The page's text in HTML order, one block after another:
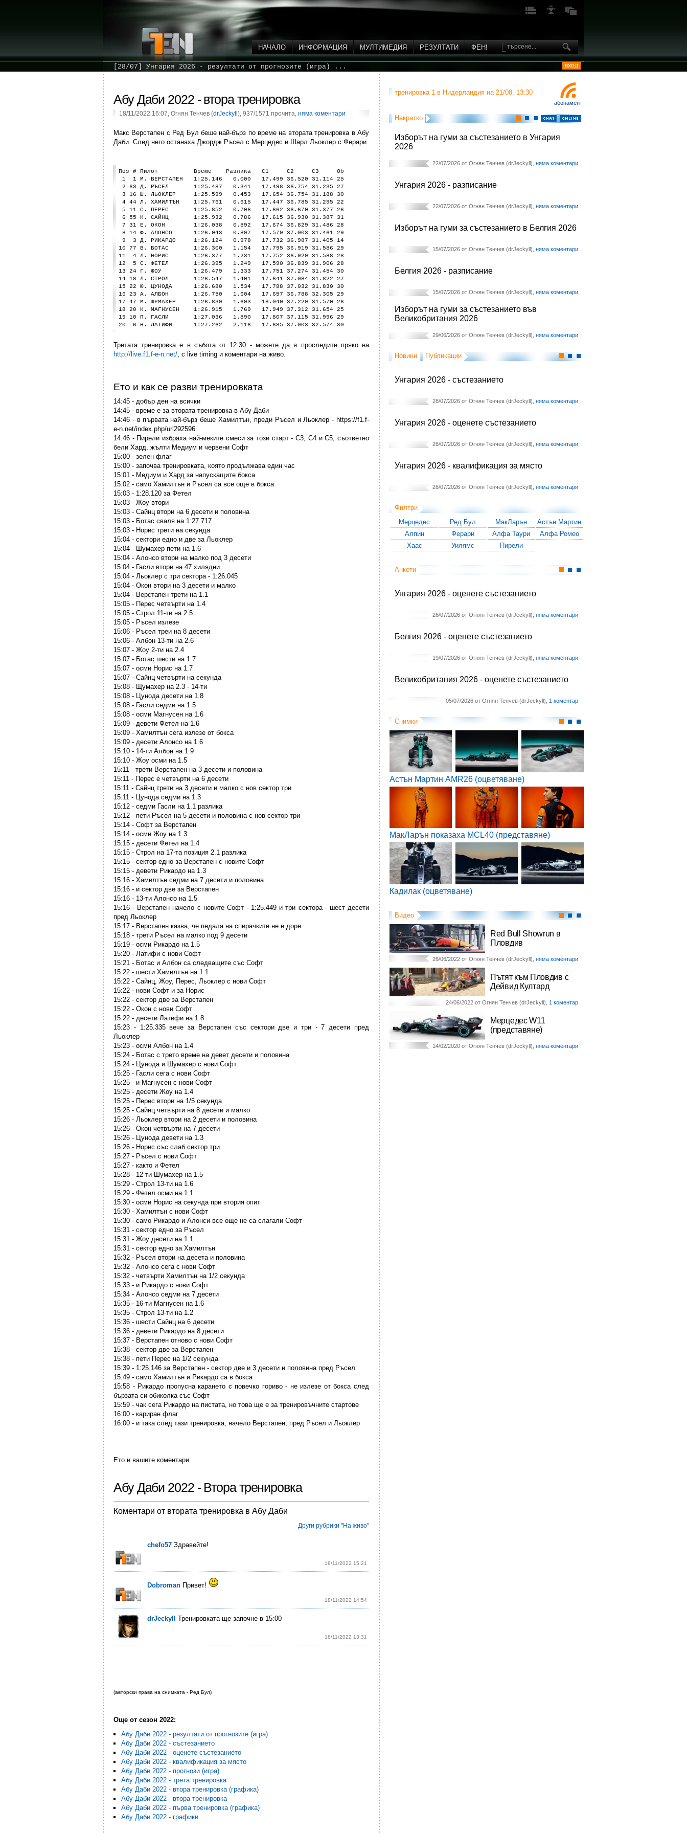
НАЧАЛО ИНФОРМАЦИЯ МУЛТИМЕДИЯ РЕЗУЛТАТИ ФЕН!
[28/07] Унгария 2026 - резултати от прогнозите (игра) ... вход
абонамент
тренировка 1 в Нидерландия на 21/08, 13:30
Накратко
Изборът на гуми за състезанието в Унгария
2026
22/07/2026 от Огнян Тенчев (drJeckyll), няма коментари
Унгария 2026 - разписание
22/07/2026 от Огнян Тенчев (drJeckyll), няма коментари
Изборът на гуми за състезанието в Белгия 2026
15/07/2026 от Огнян Тенчев (drJeckyll), няма коментари
Белгия 2026 - разписание
15/07/2026 от Огнян Тенчев (drJeckyll), няма коментари
Изборът на гуми за състезанието във
Великобритания 2026
29/06/2026 от Огнян Тенчев (drJeckyll), няма коментари
Новини Публикации
Унгария 2026 - състезанието
28/07/2026 от Огнян Тенчев (drJeckyll), няма коментари
Унгария 2026 - оценете състезанието
26/07/2026 от Огнян Тенчев (drJeckyll), няма коментари
Унгария 2026 - квалификация за място
26/07/2026 от Огнян Тенчев (drJeckyll), няма коментари
Филтри
Мерцедес
Ред Бул МакЛарън
Астън Мартин
Алпин
Ферари Алфа Таури
Алфа Ромео
Хаас
Уилямс Пирели
Анкети
Унгария 2026 - оценете състезанието
26/07/2026 от Огнян Тенчев (drJeckyll), няма коментари
Белгия 2026 - оценете състезанието
19/07/2026 от Огнян Тенчев (drJeckyll), няма коментари
Великобритания 2026 - оценете състезанието
05/07/2026 от Огнян Тенчев (drJeckyll), 1 коментар
Снимки
Астън Мартин AMR26 (оцветяване)
МакЛарън показаха MCL40 (представяне)
Кадилак (оцветяване)
Видео
Red Bull Showrun в
Пловдив
26/06/2022 от Огнян Тенчев (drJeckyll), няма коментари
Пътят към Пловдив с
Дейвид Култард
24/06/2022 от Огнян Тенчев (drJeckyll), 1 коментар
Мерцедес W11
(представяне)
14/02/2020 от Огнян Тенчев (drJeckyll), няма коментари
Абу Даби 2022 - втора тренировка
18/11/2022 16:07, Огнян Тенчев (drJeckyll ), 937/1571 прочита, няма коментари
Макс Верстапен с Ред Бул беше най-бърз по време на втората тренировка в Абу
Даби. След него останаха Джордж Ръсел с Мерцедес и Шарл Льоклер с Ферари.
Поз # Пилот Време Разлика С1 С2 С3 Об
1 1 М. ВЕРСТАПЕН 1:25.146 0.000 17.499 36.520 31.114 25
2 63 Д. РЪСЕЛ 1:25.487 0.341 17.498 36.754 31.235 27
3 16 Ш. ЛЬОКЛЕР 1:25.599 0.453 17.654 36.754 31.188 30
4 44 Л. ХАМИЛТЪН 1:25.761 0.615 17.447 36.785 31.295 22
5 11 С. ПЕРЕС 1:25.852 0.706 17.662 36.670 31.377 26
6 55 К. САЙНЦ 1:25.932 0.786 17.615 36.930 31.387 31
7 31 Е. ОКОН 1:26.038 0.892 17.674 36.829 31.486 28
8 14 Ф. АЛОНСО 1:26.043 0.897 17.579 37.003 31.461 29
9 3 Д. РИКАРДО 1:26.124 0.978 17.732 36.987 31.405 14
10 77 В. БОТАС 1:26.300 1.154 17.795 36.919 31.586 29
11 4 Л. НОРИС 1:26.377 1.231 17.752 36.929 31.588 28
12 5 С. ФЕТЕЛ 1:26.395 1.249 17.590 36.839 31.906 28
13 24 Г. ЖОУ 1:26.479 1.333 17.751 37.274 31.454 30
14 18 Л. СТРОЛ 1:26.547 1.401 17.641 37.084 31.822 27
15 22 Ю. ЦУНОДА 1:26.680 1.534 17.788 37.032 31.830 30
16 23 А. АЛБОН 1:26.750 1.604 17.657 36.788 32.305 29
17 47 М. ШУМАХЕР 1:26.839 1.693 18.040 37.229 31.570 26
18 20 К. МАГНУСЕН 1:26.915 1.769 17.949 37.312 31.654 25
19 10 П. ГАСЛИ 1:27.036 1.890 17.807 37.115 31.996 29
20 6 Н. ЛАТИФИ 1:27.262 2.116 17.685 37.003 32.574 30
Третата тренировка е в събота от 12:30 - можете да я проследите пряко на
http://live.f1.f-e-n.net/, с live timing и коментари на живо.
Ето и как се разви тренировката
14:45 - добър ден на всички
14:45 - време е за втората тренировка в Абу Даби
14:46 - в първата най-бърз беше Хамилтън, преди Ръсел и Льоклер - https://f1.f-
e-n.net/index.php/url292596
14:46 - Пирели избраха най-меките смеси за този старт - C3, C4 и C5, съответно
бели Хард, жълти Медиум и червени Софт
15:00 - зелен флаг
15:00 - започва тренировката, която продължава един час
15:01 - Медиум и Хард за напускащите бокса
15:02 - само Хамилтън и Ръсел са все още в бокса
15:03 - 1:28.120 за Фетел
15:03 - Жоу втори
15:03 - Сайнц втори на 6 десети и половина
15:03 - Ботас сваля на 1:27.717
15:03 - Норис трети на секунда
15:04 - сектори едно и две за Льоклер
15:04 - Шумахер пети на 1.6
15:04 - Алонсо втори на малко под 3 десети
15:04 - Гасли втори на 47 хилядни
15:04 - Льоклер с три сектора - 1:26.045
15:04 - Окон втори на 3 десети и малко
15:04 - Верстапен трети на 1.1
15:05 - Перес четвърти на 1.4
15:05 - Строл 11-ти на 2.5
15:05 - Ръсел излезе
15:06 - Ръсел треи на 8 десети
15:06 - Албон 13-ти на 2.6
15:07 - Жоу 2-ти на 2.4
15:07 - Ботас шести на 1.7
15:07 - осми Норис на 1.7
15:07 - Сайнц четвърти на секунда
15:08 - Щумахер на 2.3 - 14-ти
15:08 - Цунода десети на 1.8
15:08 - Гасли седми на 1.5
15:08 - осми Магнусен на 1.6
15:09 - девети Фетел на 1.6
15:09 - Хамилтън сега излезе от бокса
15:09 - десети Алонсо на 1.6
15:10 - 14-ти Албон на 1.9
15:10 - Жоу осми на 1.5
15:11 - трети Верстапен на 3 десети и половина
15:11 - Перес е четвърти на 6 десети
15:11 - Сайнц трети на 3 десети и малко с нов сектор три
15:11 - Цунода седми на 1.3
15:12 - седми Гасли на 1.1 разлика
15:12 - пети Ръсел на 5 десети и половина с нов сектор три
15:14 - Софт за Верстапен
15:14 - осми Жоу на 1.3
15:15 - десети Фетел на 1.4
15:15 - Строл на 17-та позиция 2.1 разлика
15:15 - сектор едно за Верстапен с новите Софт
15:15 - девети Рикардо на 1.3
15:16 - Хамилтън седми на 7 десети и половина
15:16 - и сектор две за Верстапен
15:16 - 13-ти Алонсо на 1.5
15:16 - Верстапен начело с новите Софт - 1:25.449 и три сектора - шест десети
пред Льоклер
15:17 - Верстапен казва, че педала на спирачките не е доре
15:18 - трети Ръсел на малко под 9 десети
15:19 - осми Рикардо на 1.5
15:20 - Латифи с нови Софт
15:21 - Ботас и Албон са следващите със Софт
15:22 - шести Хамилтън на 1.1
15:22 - Сайнц, Жоу, Перес, Льоклер с нови Софт
15:22 - нови Софт и за Норис
15:22 - сектор две за Верстапен
15:22 - Окон с нови Софт
15:22 - десети Латифи на 1.8
15:23 - 1:25.335 вече за Верстапен със сектори две и три - 7 десети пред
Льоклер
15:23 - осми Албон на 1.4
15:24 - Ботас с трето време на девет десети и половина
15:24 - Цунода и Шумахер с нови Софт
15:25 - Гасли сега с нови Софт
15:25 - и Магнусен с нови Софт
15:25 - десети Жоу на 1.4
15:25 - Перес втори на 1/5 секунда
15:25 - Сайнц четвърти на 8 десети и малко
15:26 - Льоклер втори на 2 десети и половина
15:26 - Окон четвърти на 7 десети
15:26 - Цунода девети на 1.3
15:26 - Норис със слаб сектор три
15:27 - Ръсел с нови Софт
15:27 - както и Фетел
15:28 - 12-ти Шумахер на 1.5
15:29 - Строл 13-ти на 1.6
15:29 - Фетел осми на 1.1
15:30 - осми Норис на секунда при втория опит
15:30 - Хамилтън с нови Софт
15:30 - само Рикардо и Алонси все още не са слагали Софт
15:31 - сектор едно за Ръсел
15:31 - Жоу десети на 1.1
15:31 - сектор едно за Хамилтън
15:32 - Ръсел втори на десета и половина
15:32 - Алонсо сега с нови Софт
15:32 - четвърти Хамилтън на 1/2 секунда
15:33 - и Рикардо с нови Софт
15:34 - Алонсо седми на 7 десети
15:35 - 16-ти Магнусен на 1.6
15:35 - Строл 13-ти на 1.2
15:36 - шести Сайнц на 6 десети
15:36 - девети Рикардо на 8 десети
15:37 - Верстапен отново с нови Софт
15:38 - сектор две за Верстапен
15:38 - пети Перес на 1/2 секунда
15:39 - 1:25.146 за Верстапен - сектор две и 3 десети и половина пред Ръсел
15:49 - само Хамилтън и Рикардо са в бокса
15:58 - Рикардо пропусна карането с повечко гориво - не излезе от бокса след
бързата си обиколка със Софт
15:59 - чак сега Рикардо на пистата, но това ще е за тренировъчните стартове
16:00 - кариран флаг
16:00 - и така след тази тренировка, начело Верстапен, пред Ръсел и Льоклер
Ето и вашите коментари:
Абу Даби 2022 - Втора тренировка
Коментари от втората тренировка в Абу Даби
Други рубрики "На живо"
chefo57 Здравейте!
18/11/2022 15:21
Dobroman Привет!
18/11/2022 14:54
drJeckyll Тренировката ще започне в 15:00
18/11/2022 13:31
(авторски права на снимката - Ред Бул)
Още от сезон 2022:
Абу Даби 2022 - резултати от прогнозите (игра)
Абу Даби 2022 - състезанието
Абу Даби 2022 - оценете състезанието
Абу Даби 2022 - квалификация за място
Абу Даби 2022 - прогнози (игра)
Абу Даби 2022 - трета тренировка
Абу Даби 2022 - втора тренировка (графика)
Абу Даби 2022 - втора тренировка
Абу Даби 2022 - първа тренировка (графика)
Абу Даби 2022 - графики